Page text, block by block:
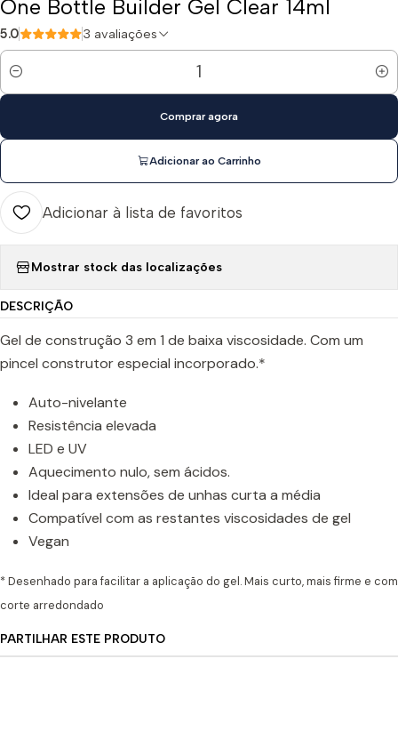
One Bottle Builder Gel Clear 14ml
5.0 3 avaliações
Quantidade
Adicionar ao Carrinho
Comprar agora
Adicionar à lista de favoritos
Mostrar stock das localizações
DESCRIÇÃO
Gel de construção 3 em 1 de baixa viscosidade. Com um
pincel construtor especial incorporado.*
Auto-nivelante
Resistência elevada
LED e UV
Aquecimento nulo, sem ácidos.
Ideal para extensões de unhas curta a média
Compatível com as restantes viscosidades de gel
Vegan
* Desenhado para facilitar a aplicação do gel. Mais curto, mais firme e com
corte arredondado
PARTILHAR ESTE PRODUTO